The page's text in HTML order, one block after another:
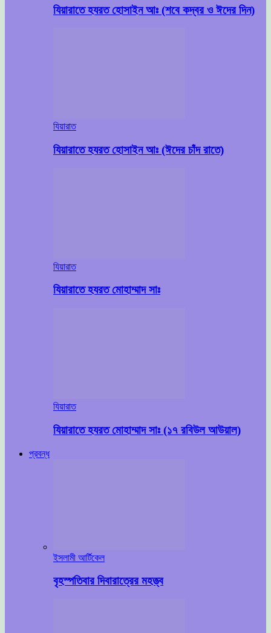
যিয়ারাতে হযরত হোসাইন আঃ (শবে কদ্বর ও ঈদের দিন)
যিয়ারাত
যিয়ারাতে হযরত হোসাইন আঃ (ঈদের চাঁদ রাতে)
যিয়ারাত
যিয়ারাতে হযরত মোহাম্মাদ সাঃ
যিয়ারাত
যিয়ারাতে হযরত মোহাম্মাদ সাঃ (১৭ রবিউল আউয়াল)
প্রবন্ধ
ইসলামী আর্টিকেল
বৃহস্পতিবার দিবারাত্রের মহত্ত্ব